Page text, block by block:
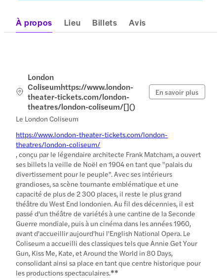
À propos Lieu Billets Avis
London
Coliseumhttps://www.london-
theater-tickets.com/london-
theatres/london-coliseum/[]()
En savoir plus
Le London Coliseum
https://www.london-theater-tickets.com/london-
theatres/london-coliseum/
, conçu par le légendaire architecte Frank Matcham, a ouvert
ses billets la veille de Noël en 1904 en tant que "palais du
divertissement pour le peuple".Avec ses intérieurs
grandioses, sa scène tournante emblématique et une
capacité de plus de 2 300 places, il reste le plus grand
théâtre du West End londonien. Au fil des décennies, il est
passé d'un théâtre de variétés à une cantine de la Seconde
Guerre mondiale, puis à un cinéma dans les années 1960,
avant d'accueillir aujourd'hui l'English National Opera. Le
Coliseum a accueilli des classiques tels que Annie Get Your
Gun, Kiss Me, Kate, et Around the World in 80 Days,
consolidant ainsi sa place en tant que centre historique pour
les productions spectaculaires.**